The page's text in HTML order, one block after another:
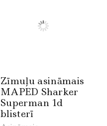
Zīmuļu asināmais
MAPED Sharker
Superman 1d
blisterī